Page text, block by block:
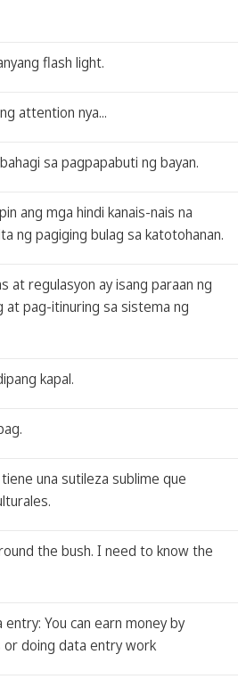
flash light.
attention nya...
sa pagpapabuti ng bayan.
ang mga hindi kanais-nais na
ng pagiging bulag sa katotohanan.
at regulasyon ay isang paraan ng
at pag-itinuring sa sistema ng
kapal.
una sutileza sublime que
the bush. I need to know the
You can earn money by
or doing data entry work